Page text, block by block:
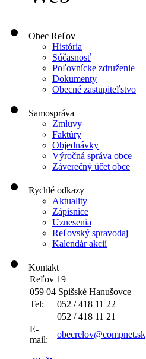
Obec Reľov
História
Súčasnosť
Poľovnícke združenie
Dokumenty
Obecné zastupiteľstvo
Samospráva
Zmluvy
Faktúry
Objednávky
Výročná správa obce
Záverečný účet obce
Rychlé odkazy
Aktuality
Zápisnice
Uznesenia
Reľovský spravodaj
Kalendár akcií
Kontakt
Reľov 19
059 04 Spišské Hanušovce
Tel:
052 / 418 11 22
052 / 418 11 21
E-
mail:
obecrelov@compnet.sk